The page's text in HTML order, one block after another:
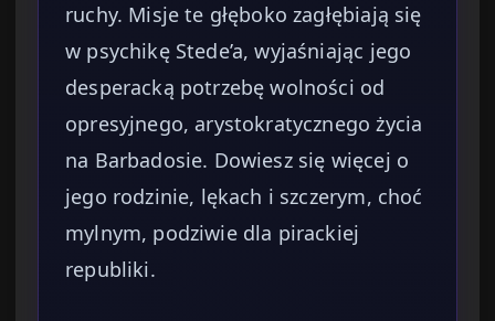
ruchy. Misje te głęboko zagłębiają się
w psychikę Stede’a, wyjaśniając jego
desperacką potrzebę wolności od
opresyjnego, arystokratycznego życia
na Barbadosie. Dowiesz się więcej o
jego rodzinie, lękach i szczerym, choć
mylnym, podziwie dla pirackiej
republiki.